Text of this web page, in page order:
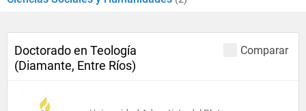
Comparar
Doctorado en Teología
(Diamante, Entre Ríos)